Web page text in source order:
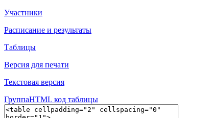
Участники
Расписание и результаты
Таблицы
Версия для печати
Текстовая версия
ГруппаHTML код таблицы